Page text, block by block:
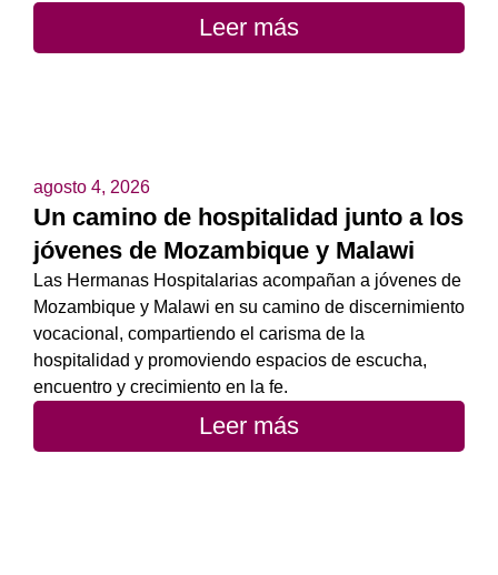
Leer más
agosto 4, 2026
Un camino de hospitalidad junto a los
jóvenes de Mozambique y Malawi
Las Hermanas Hospitalarias acompañan a jóvenes de
Mozambique y Malawi en su camino de discernimiento
vocacional, compartiendo el carisma de la
hospitalidad y promoviendo espacios de escucha,
encuentro y crecimiento en la fe.
Leer más